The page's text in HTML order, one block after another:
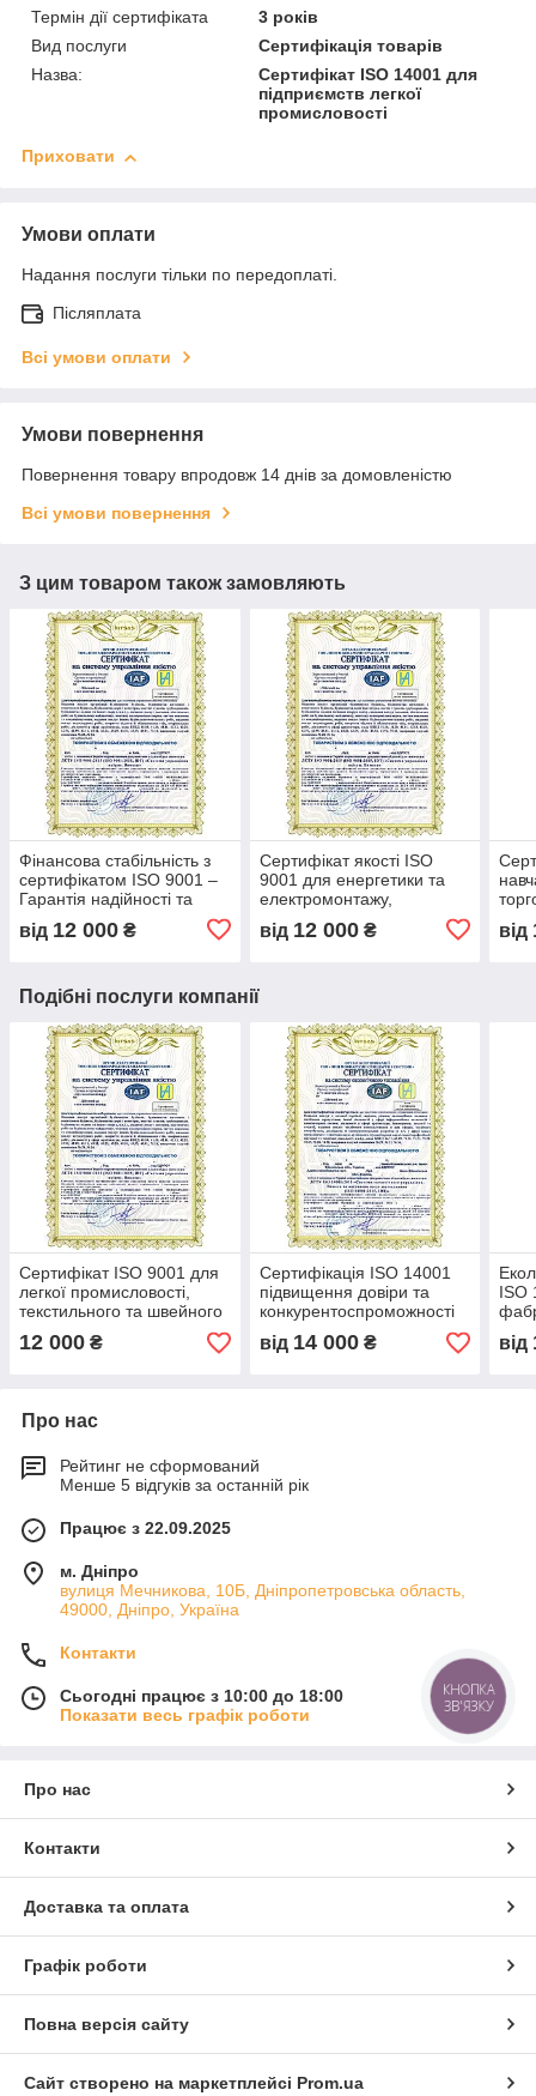
Термін дії сертифіката
3 років
Вид послуги
Сертифікація товарів
Назва:
Сертифікат ISO 14001 для
підприємств легкої
промисловості
Приховати
Умови оплати
Надання послуги тільки по передоплаті.
Післяплата
Всі умови оплати
Умови повернення
Повернення товару впродовж 14 днів за домовленістю
Всі умови повернення
З цим товаром також замовляють
Фінансова стабільність з
сертифікатом ISO 9001 –
Гарантія надійності та
прозорості бізнесу, довіра
партнерів та інвесторів
від 12 000 ₴
Сертифікат якості ISO
9001 для енергетики та
електромонтажу,
контроль якості,
від 12 000₴
ISO
від
Подібні послуги компанії
Сертифікат ISO 9001 для
легкої промисловості,
текстильного та швейного
виробництва, взуттєвої та
меблевої промисловості
12 000 ₴
Сертифікація ISO 14001
підвищення довіри та
конкурентоспроможності
для підприємств з
переробки та утилізації
від 14 000₴
ISO
від
Про нас
Рейтинг не сформований
Менше 5 відгуків за останній рік
Працює з 22.09.2025
м. Дніпро
вулиця Мечникова, 10Б, Дніпропетровська область,
49000, Дніпро, Україна
Контакти
Сьогодні працює з 10:00 до 18:00
Показати весь графік роботи
Про нас
Контакти
Доставка та оплата
Графік роботи
Повна версія сайту
Сайт створено на маркетплейсі Prom.ua
КНОПКА
ЗВ'ЯЗКУ